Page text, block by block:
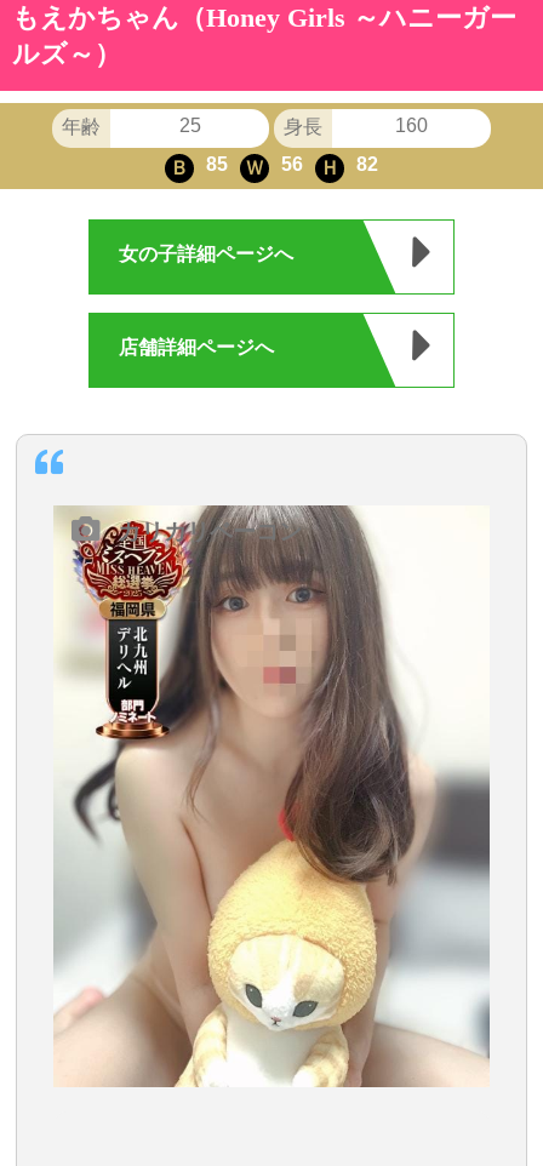
もえかちゃん（Honey Girls ～ハニーガー
ルズ～）
年齢 25 身長 160
Ｂ 85 Ｗ 56 Ｈ 82
女の子詳細ページへ
店舗詳細ページへ
カリカリベーコン